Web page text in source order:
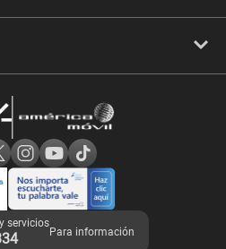
Claro
servicios
Para información